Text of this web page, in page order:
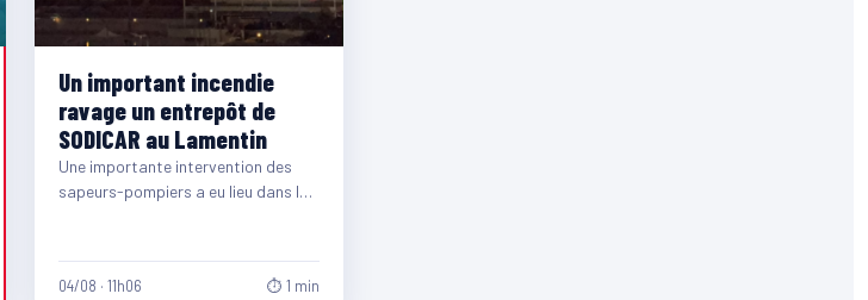
Un important incendie
ravage un entrepôt de
SODICAR au Lamentin
Une importante intervention des
sapeurs-pompiers a eu lieu dans la
04/08 · 11h06 ⏱ 1 min